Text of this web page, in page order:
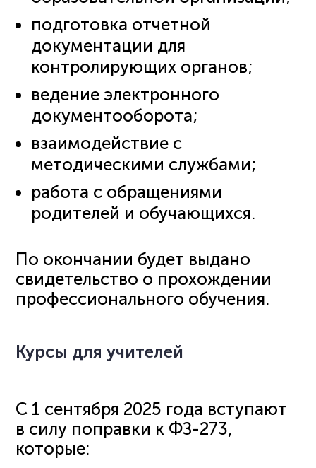
подготовка отчетной
документации для
контролирующих органов;
ведение электронного
документооборота;
взаимодействие с
методическими службами;
работа с обращениями
родителей и обучающихся.
По окончании будет выдано
свидетельство о прохождении
профессионального обучения.
Курсы для учителей
С 1 сентября 2025 года вступают
в силу поправки к ФЗ-273,
которые: